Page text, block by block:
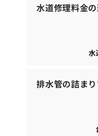
水道修理料金
水
排水管の詰ま